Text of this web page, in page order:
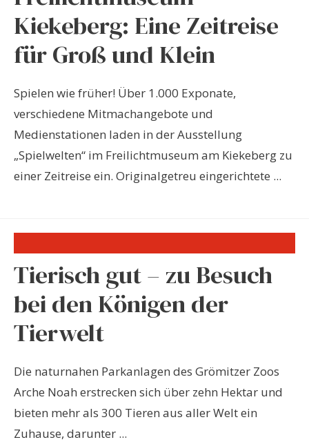
Kiekeberg: Eine Zeitreise
für Groß und Klein
Spielen wie früher! Über 1.000 Exponate,
verschiedene Mitmachangebote und
Medienstationen laden in der Ausstellung
„Spielwelten“ im Freilichtmuseum am Kiekeberg zu
einer Zeitreise ein. Originalgetreu eingerichtete ...
Tierisch gut – zu Besuch
bei den Königen der
Tierwelt
Die naturnahen Parkanlagen des Grömitzer Zoos
Arche Noah erstrecken sich über zehn Hektar und
bieten mehr als 300 Tieren aus aller Welt ein
Zuhause, darunter ...